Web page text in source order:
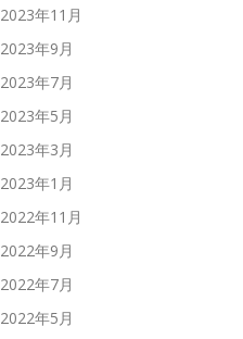
2023年11月
2023年9月
2023年7月
2023年5月
2023年3月
2023年1月
2022年11月
2022年9月
2022年7月
2022年5月